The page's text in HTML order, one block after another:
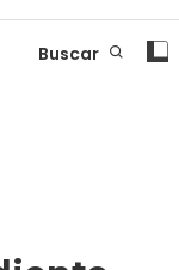
Buscar